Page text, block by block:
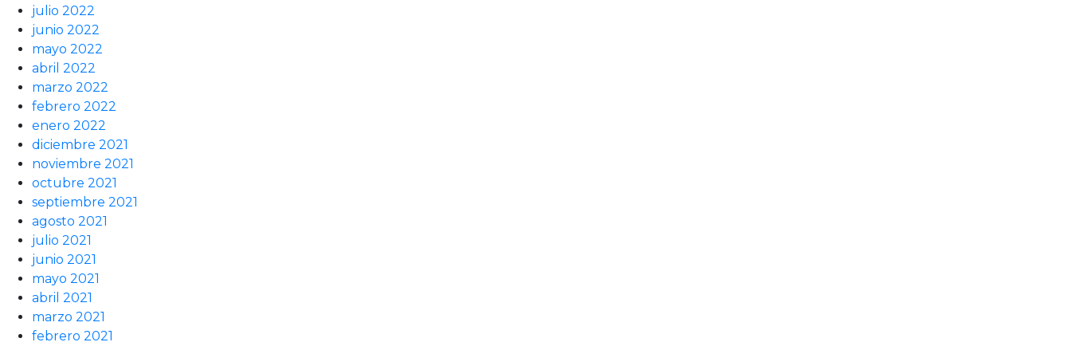
julio 2022
junio 2022
mayo 2022
abril 2022
marzo 2022
febrero 2022
enero 2022
diciembre 2021
noviembre 2021
octubre 2021
septiembre 2021
agosto 2021
julio 2021
junio 2021
mayo 2021
abril 2021
marzo 2021
febrero 2021